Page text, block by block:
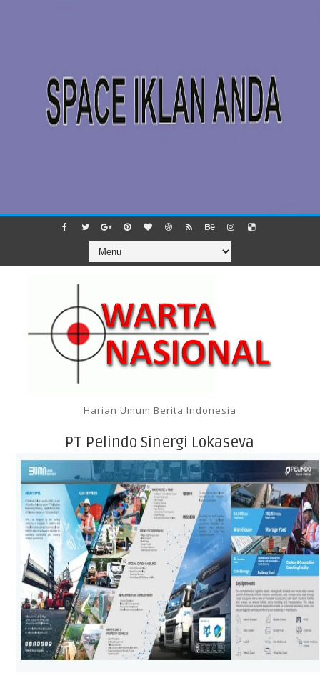
Harian Umum Berita Indonesia
PT Pelindo Sinergi Lokaseva